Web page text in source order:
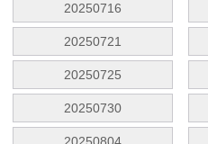
20250716
20250721
20250725
20250730